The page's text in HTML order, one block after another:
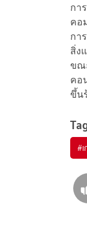
กา
คอ
กา
สิ่ง
ขณ
คอ
ขึ้น
#